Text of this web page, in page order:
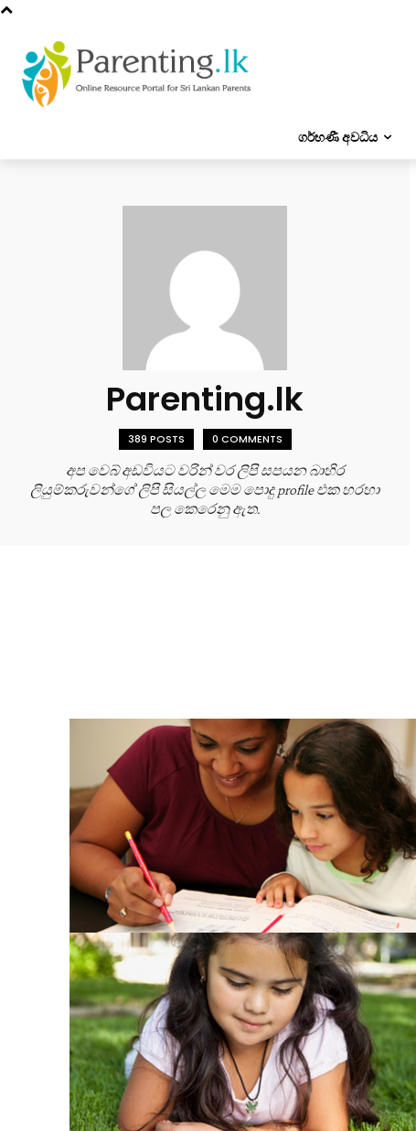
ගර්භණී අවධිය
Parenting.lk
389 POSTS 0 COMMENTS
අප වෙබ් අඩවියට වරින් වර ලිපි සපයන බාහිර
ලියුම්කරුවන්ගේ ලිපි සියල්ල මෙම පොදු profile එක හරහා
පල කෙරෙනු ඇත.